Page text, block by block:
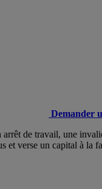
Demander
de travail, une
et verse un capital à la